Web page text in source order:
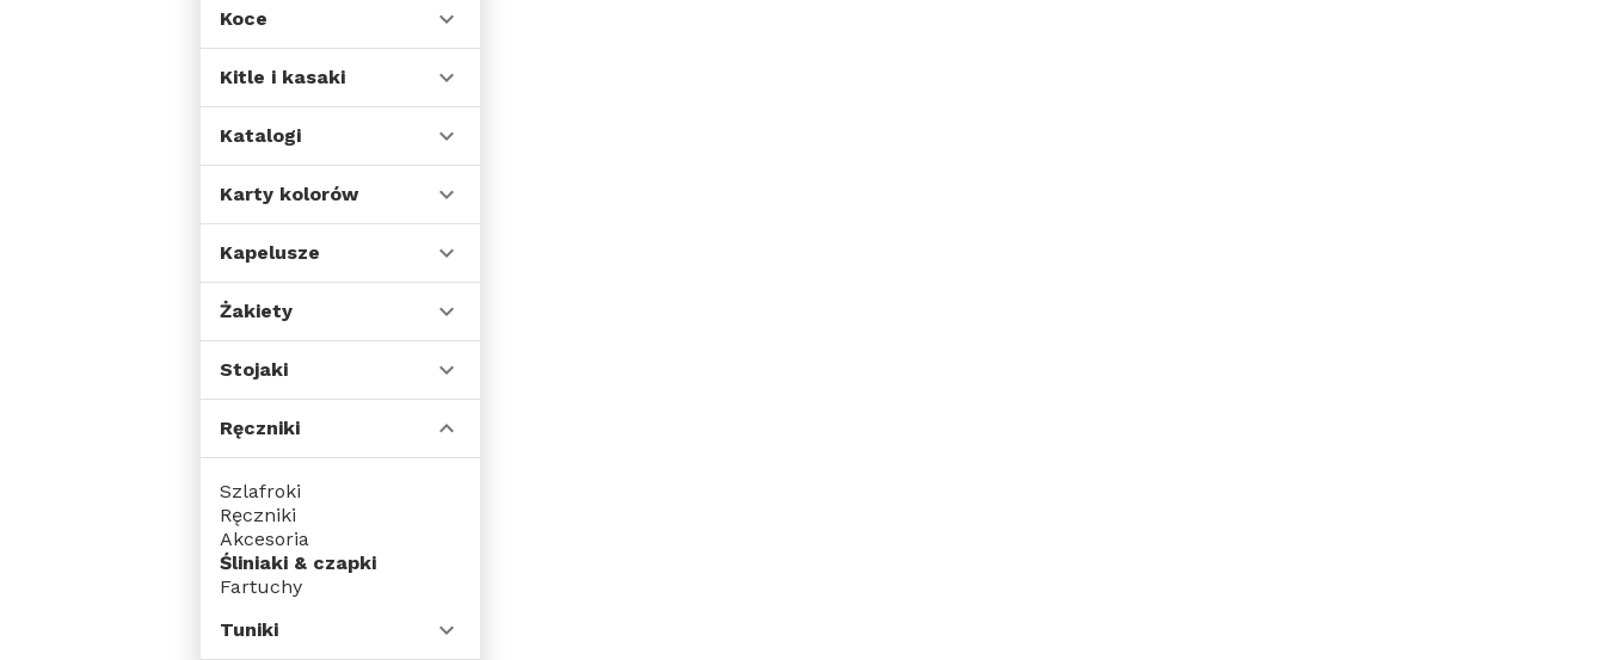
Koce
Kitle i kasaki
Katalogi
Karty kolorów
Kapelusze
Żakiety
Stojaki
Ręczniki
Szlafroki
Ręczniki
Akcesoria
Śliniaki & czapki
Fartuchy
Tuniki